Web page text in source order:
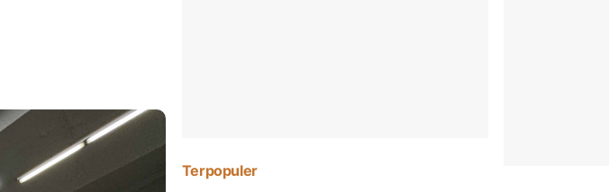
Terpopuler